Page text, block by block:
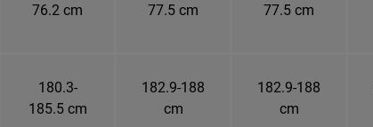
76.2 cm 77.5 cm 77.5 cm
180.3-
185.5 cm
182.9-188
cm
182.9-188
cm